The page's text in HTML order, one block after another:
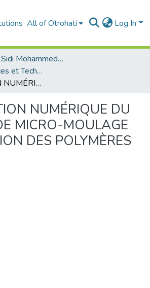
All of Otrohati Log In
Université Sidi Mohammed Ben Abdellah - Fès
CEDoc en Sciences et Techniques et Sciences Médicales (CED - STSM)
MODÉLISATION NUMÉRIQUE DU PROCÉDÉ DE MICRO-MOULAGE PAR INJECTION DES POLYMÈRES
NUMÉRIQUE DU
MICRO-MOULAGE
DES POLYMÈRES